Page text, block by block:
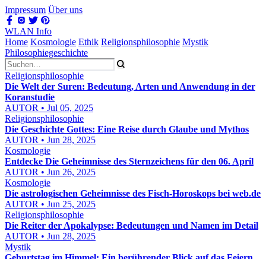
Impressum Über uns
WLAN Info
Home Kosmologie Ethik Religionsphilosophie Mystik
Philosophiegeschichte
Religionsphilosophie
Die Welt der Suren: Bedeutung, Arten und Anwendung in der
Koranstudie
AUTOR • Jul 05, 2025
Religionsphilosophie
Die Geschichte Gottes: Eine Reise durch Glaube und Mythos
AUTOR • Jun 28, 2025
Kosmologie
Entdecke Die Geheimnisse des Sternzeichens für den 06. April
AUTOR • Jun 26, 2025
Kosmologie
Die astrologischen Geheimnisse des Fisch-Horoskops bei web.de
AUTOR • Jun 25, 2025
Religionsphilosophie
Die Reiter der Apokalypse: Bedeutungen und Namen im Detail
AUTOR • Jun 28, 2025
Mystik